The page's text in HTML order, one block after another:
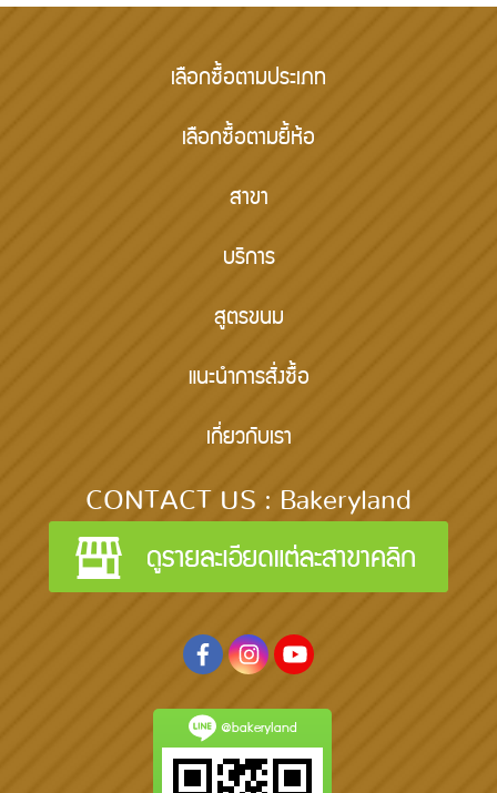
เลือกซื้อตามประเภท
เลือกซื้อตามยี้ห้อ
สาขา
บริการ
สูตรขนม
แนะนำการสั่งซื้อ
เกี่ยวกับเรา
CONTACT US : Bakeryland
@bakeryland